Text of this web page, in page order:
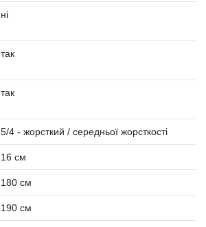
ні
так
так
5/4 - жорсткий / середньої жорсткості
16 см
180 см
190 см